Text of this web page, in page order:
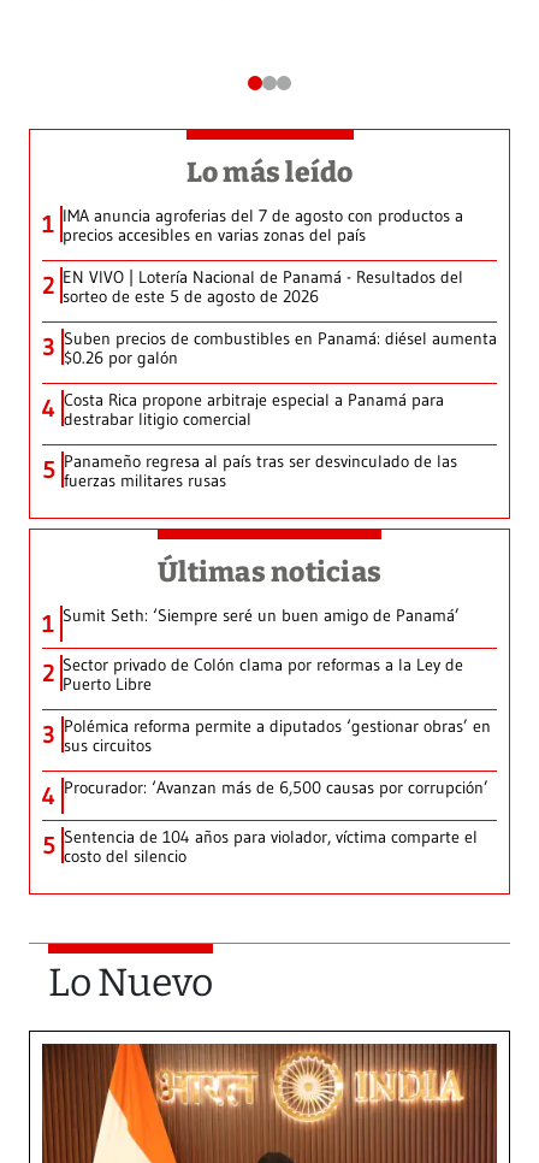
Lo más leído
1 IMA anuncia agroferias del 7 de agosto con productos a
precios accesibles en varias zonas del país
2 EN VIVO | Lotería Nacional de Panamá - Resultados del
sorteo de este 5 de agosto de 2026
3 Suben precios de combustibles en Panamá: diésel aumenta
$0.26 por galón
4 Costa Rica propone arbitraje especial a Panamá para
destrabar litigio comercial
5 Panameño regresa al país tras ser desvinculado de las
fuerzas militares rusas
Últimas noticias
1 Sumit Seth: ‘Siempre seré un buen amigo de Panamá’
2 Sector privado de Colón clama por reformas a la Ley de
Puerto Libre
3 Polémica reforma permite a diputados ‘gestionar obras’ en
sus circuitos
4 Procurador: ‘Avanzan más de 6,500 causas por corrupción’
5 Sentencia de 104 años para violador, víctima comparte el
costo del silencio
Lo Nuevo